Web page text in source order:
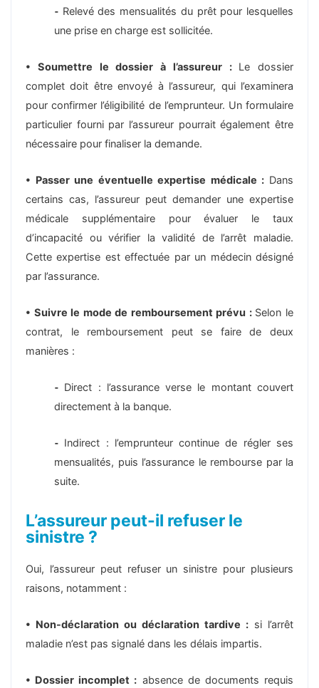
⁃ Relevé des mensualités du prêt pour lesquelles
une prise en charge est sollicitée.
• Soumettre le dossier à l’assureur : Le dossier
complet doit être envoyé à l’assureur, qui l’examinera
pour confirmer l’éligibilité de l’emprunteur. Un formulaire
particulier fourni par l’assureur pourrait également être
nécessaire pour finaliser la demande.
• Passer une éventuelle expertise médicale : Dans
certains cas, l’assureur peut demander une expertise
médicale supplémentaire pour évaluer le taux
d’incapacité ou vérifier la validité de l’arrêt maladie.
Cette expertise est effectuée par un médecin désigné
par l’assurance.
• Suivre le mode de remboursement prévu : Selon le
contrat, le remboursement peut se faire de deux
manières :
⁃ Direct : l’assurance verse le montant couvert
directement à la banque.
⁃ Indirect : l’emprunteur continue de régler ses
mensualités, puis l’assurance le rembourse par la
suite.
L’assureur peut-il refuser le
sinistre ?
Oui, l’assureur peut refuser un sinistre pour plusieurs
raisons, notamment :
• Non-déclaration ou déclaration tardive : si l’arrêt
maladie n’est pas signalé dans les délais impartis.
• Dossier incomplet : absence de documents requis